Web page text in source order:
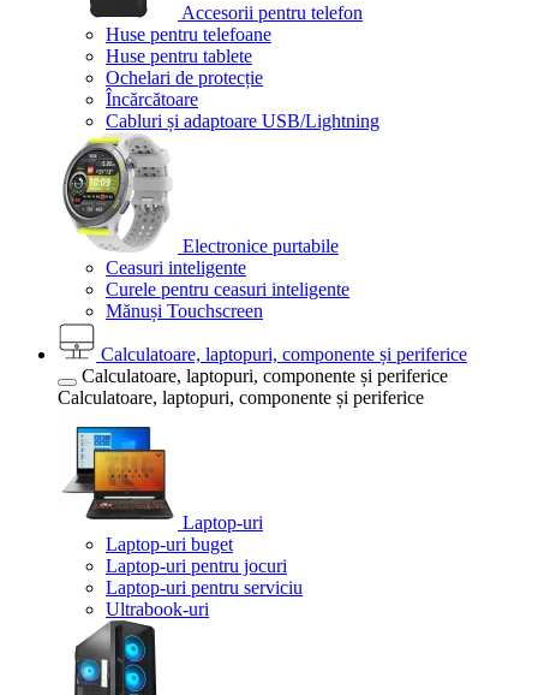
Accesorii pentru telefon
Huse pentru telefoane
Huse pentru tablete
Ochelari de protecție
Încărcătoare
Cabluri și adaptoare USB/Lightning
Electronice purtabile
Ceasuri inteligente
Curele pentru ceasuri inteligente
Mănuși Touchscreen
Calculatoare, laptopuri, componente și periferice
Calculatoare, laptopuri, componente și periferice
Calculatoare, laptopuri, componente și periferice
Laptop-uri
Laptop-uri buget
Laptop-uri pentru jocuri
Laptop-uri pentru serviciu
Ultrabook-uri